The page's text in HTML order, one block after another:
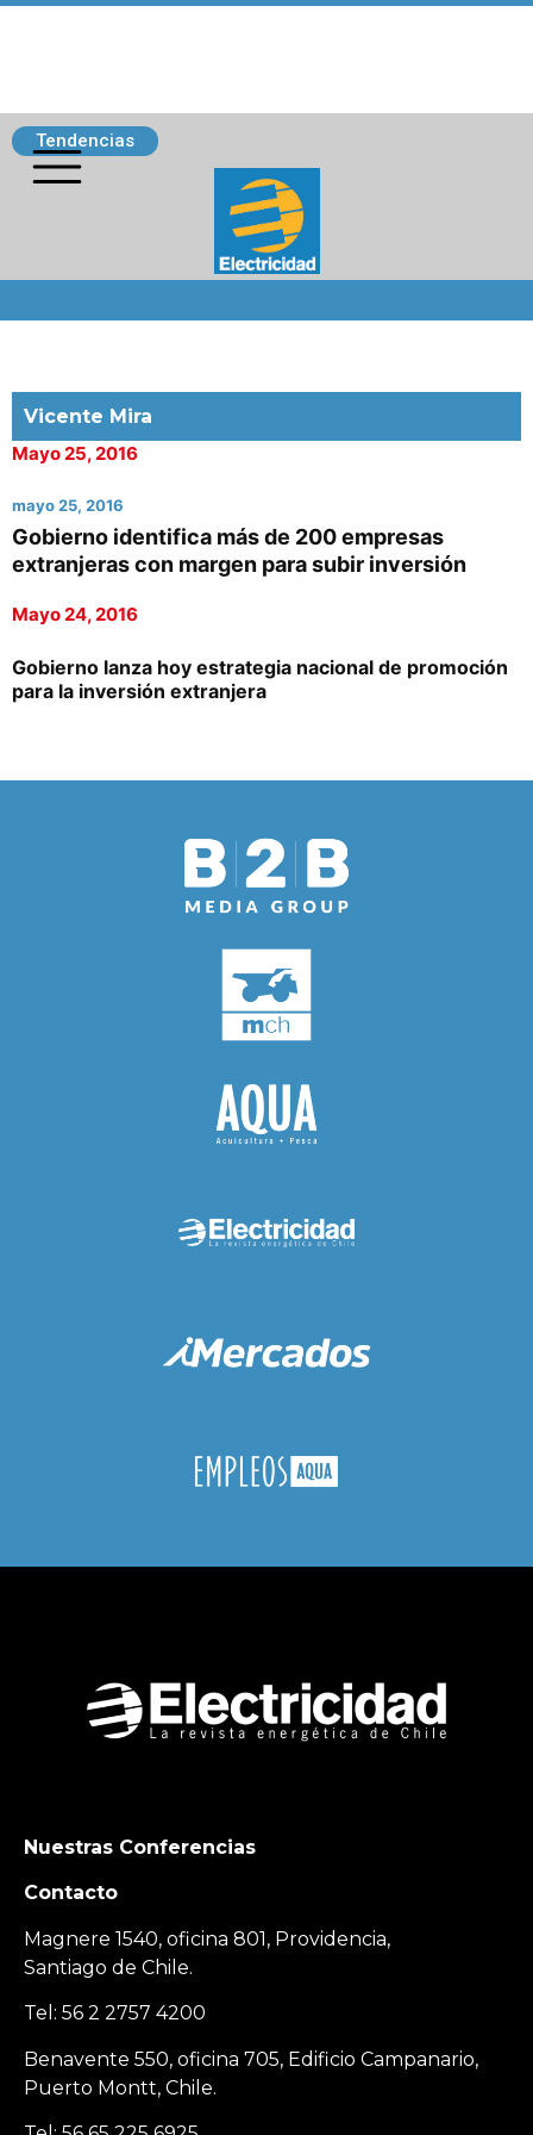
Tendencias
Vicente Mira
Mayo 25, 2016
mayo 25, 2016
Gobierno identifica más de 200 empresas
extranjeras con margen para subir inversión
Mayo 24, 2016
Gobierno lanza hoy estrategia nacional de promoción
para la inversión extranjera
Nuestras Conferencias
Contacto
Magnere 1540, oficina 801, Providencia,
Santiago de Chile.
Tel: 56 2 2757 4200
Benavente 550, oficina 705, Edificio Campanario,
Puerto Montt, Chile.